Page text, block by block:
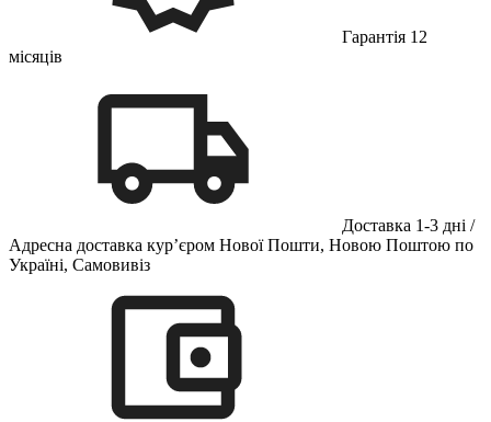
Гарантія 12
місяців
Доставка 1-3 дні /
Адресна доставка кур’єром Нової Пошти, Новою Поштою по
Україні, Самовивіз